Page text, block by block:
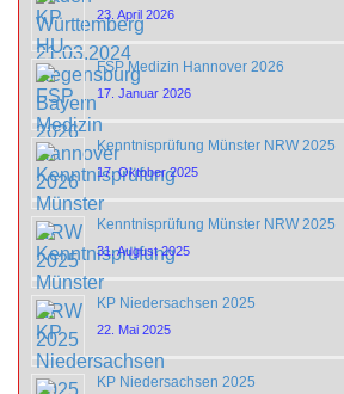
23. April 2026
FSP Medizin Hannover 2026
17. Januar 2026
Kenntnisprüfung Münster NRW 2025
17. Oktober 2025
Kenntnisprüfung Münster NRW 2025
31. August 2025
KP Niedersachsen 2025
22. Mai 2025
KP Niedersachsen 2025